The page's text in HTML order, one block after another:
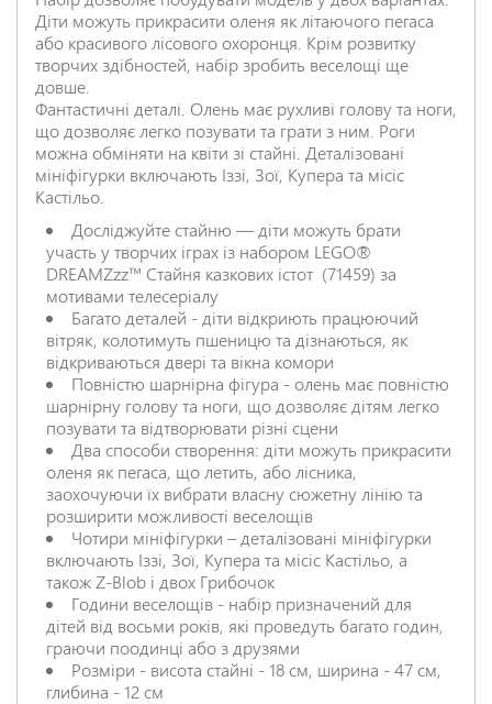
Діти можуть прикрасити оленя як літаючого пегаса
або красивого лісового охоронця. Крім розвитку
творчих здібностей, набір зробить веселощі ще
довше.
Фантастичні деталі. Олень має рухливі голову та ноги,
що дозволяє легко позувати та грати з ним. Роги
можна обміняти на квіти зі стайні. Деталізовані
мініфігурки включають Іззі, Зої, Купера та місіс
Кастільо.
Досліджуйте стайню — діти можуть брати
участь у творчих іграх із набором LEGO®
DREAMZzz™ Стайня казкових істот (71459) за
мотивами телесеріалу
Багато деталей - діти відкриють працюючий
вітряк, колотимуть пшеницю та дізнаються, як
відкриваються двері та вікна комори
Повністю шарнірна фігура - олень має повністю
шарнірну голову та ноги, що дозволяє дітям легко
позувати та відтворювати різні сцени
Два способи створення: діти можуть прикрасити
оленя як пегаса, що летить, або лісника,
заохочуючи їх вибрати власну сюжетну лінію та
розширити можливості веселощів
Чотири мініфігурки – деталізовані мініфігурки
включають Іззі, Зої, Купера та місіс Кастільо, а
також Z-Blob і двох Грибочок
Години веселощів - набір призначений для
дітей від восьми років, які проведуть багато годин,
граючи поодинці або з друзями
Розміри - висота стайні - 18 см, ширина - 47 см,
глибина - 12 см
НАДІСЛАТИ ВІДГУК